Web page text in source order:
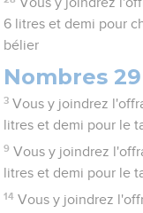
6 litres et demi pour
bélier
Nombres 29
3 Vous y joindrez
litres et demi pour le
9 Vous y joindrez
litres et demi pour le
14 Vous y joindrez